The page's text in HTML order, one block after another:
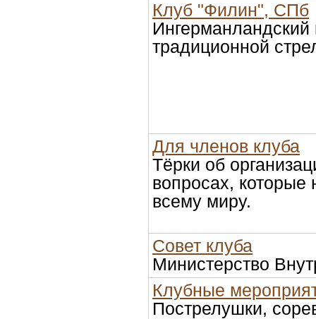
Клуб "Филин", СПб
Ингерманландский
традиционной
Для членов клуба
Тёрки об
вопросах, которые
всему миру.
Совет клуба
Министерство
Клубные
Пострелушки,